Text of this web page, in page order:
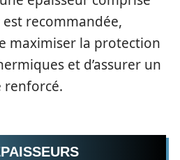
est recommandée,
maximiser la protection
et d’assurer un
renforcé.